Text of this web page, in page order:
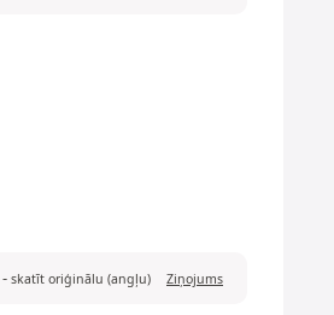
- skatīt oriģinālu (angļu) Ziņojums